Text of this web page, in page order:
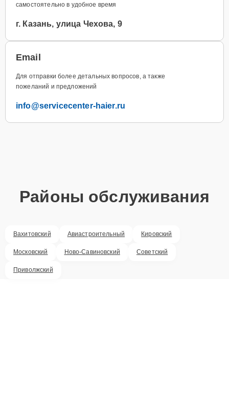
самостоятельно в удобное время
г. Казань, улица Чехова, 9
Email
Для отправки более детальных вопросов, а также
пожеланий и предложений
info@servicecenter-haier.ru
Районы обслуживания
Вахитовский Авиастроительный Кировский
Московский Ново-Савиновский Советский
Приволжский